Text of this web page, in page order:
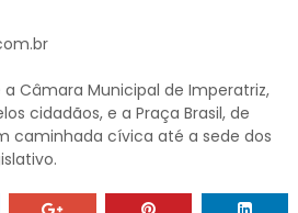
Câmara Municipal de Imperatriz,
cidadãos, e a Praça Brasil, de
caminhada cívica até a sede dos